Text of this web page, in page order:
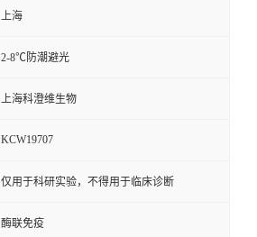
上海
2-8℃防潮避光
上海科澄维生物
KCW19707
仅用于科研实验，不得用于临床诊断
酶联免疫